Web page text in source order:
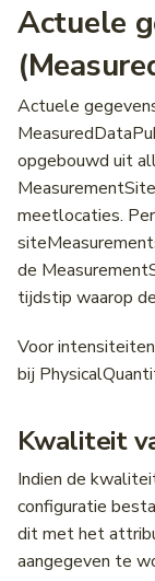
Actuele
Actuele
opgebouwd uit
meetlocaties.
de
tijdstip waarop
Voor
bij
Kwaliteit
Indien de
configuratie
dit met het
aangegeven te